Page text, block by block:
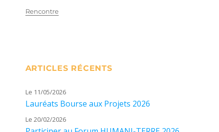
Rencontre
ARTICLES RÉCENTS
Le 11/05/2026
Lauréats Bourse aux Projets 2026
Le 20/02/2026